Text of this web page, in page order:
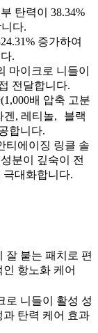
탄력이 38.34%
다.
증가하여
.
마이크로 니들이
전달합니다.
배 압축 고분
겐, 레티놀, 블랙
합니다.
티에이징 링클 솔
분이 깊숙이 전
극대화합니다.
잘 붙는 패치로 편
항노화 케어
로 니들이 활성 성
탄력 케어 효과